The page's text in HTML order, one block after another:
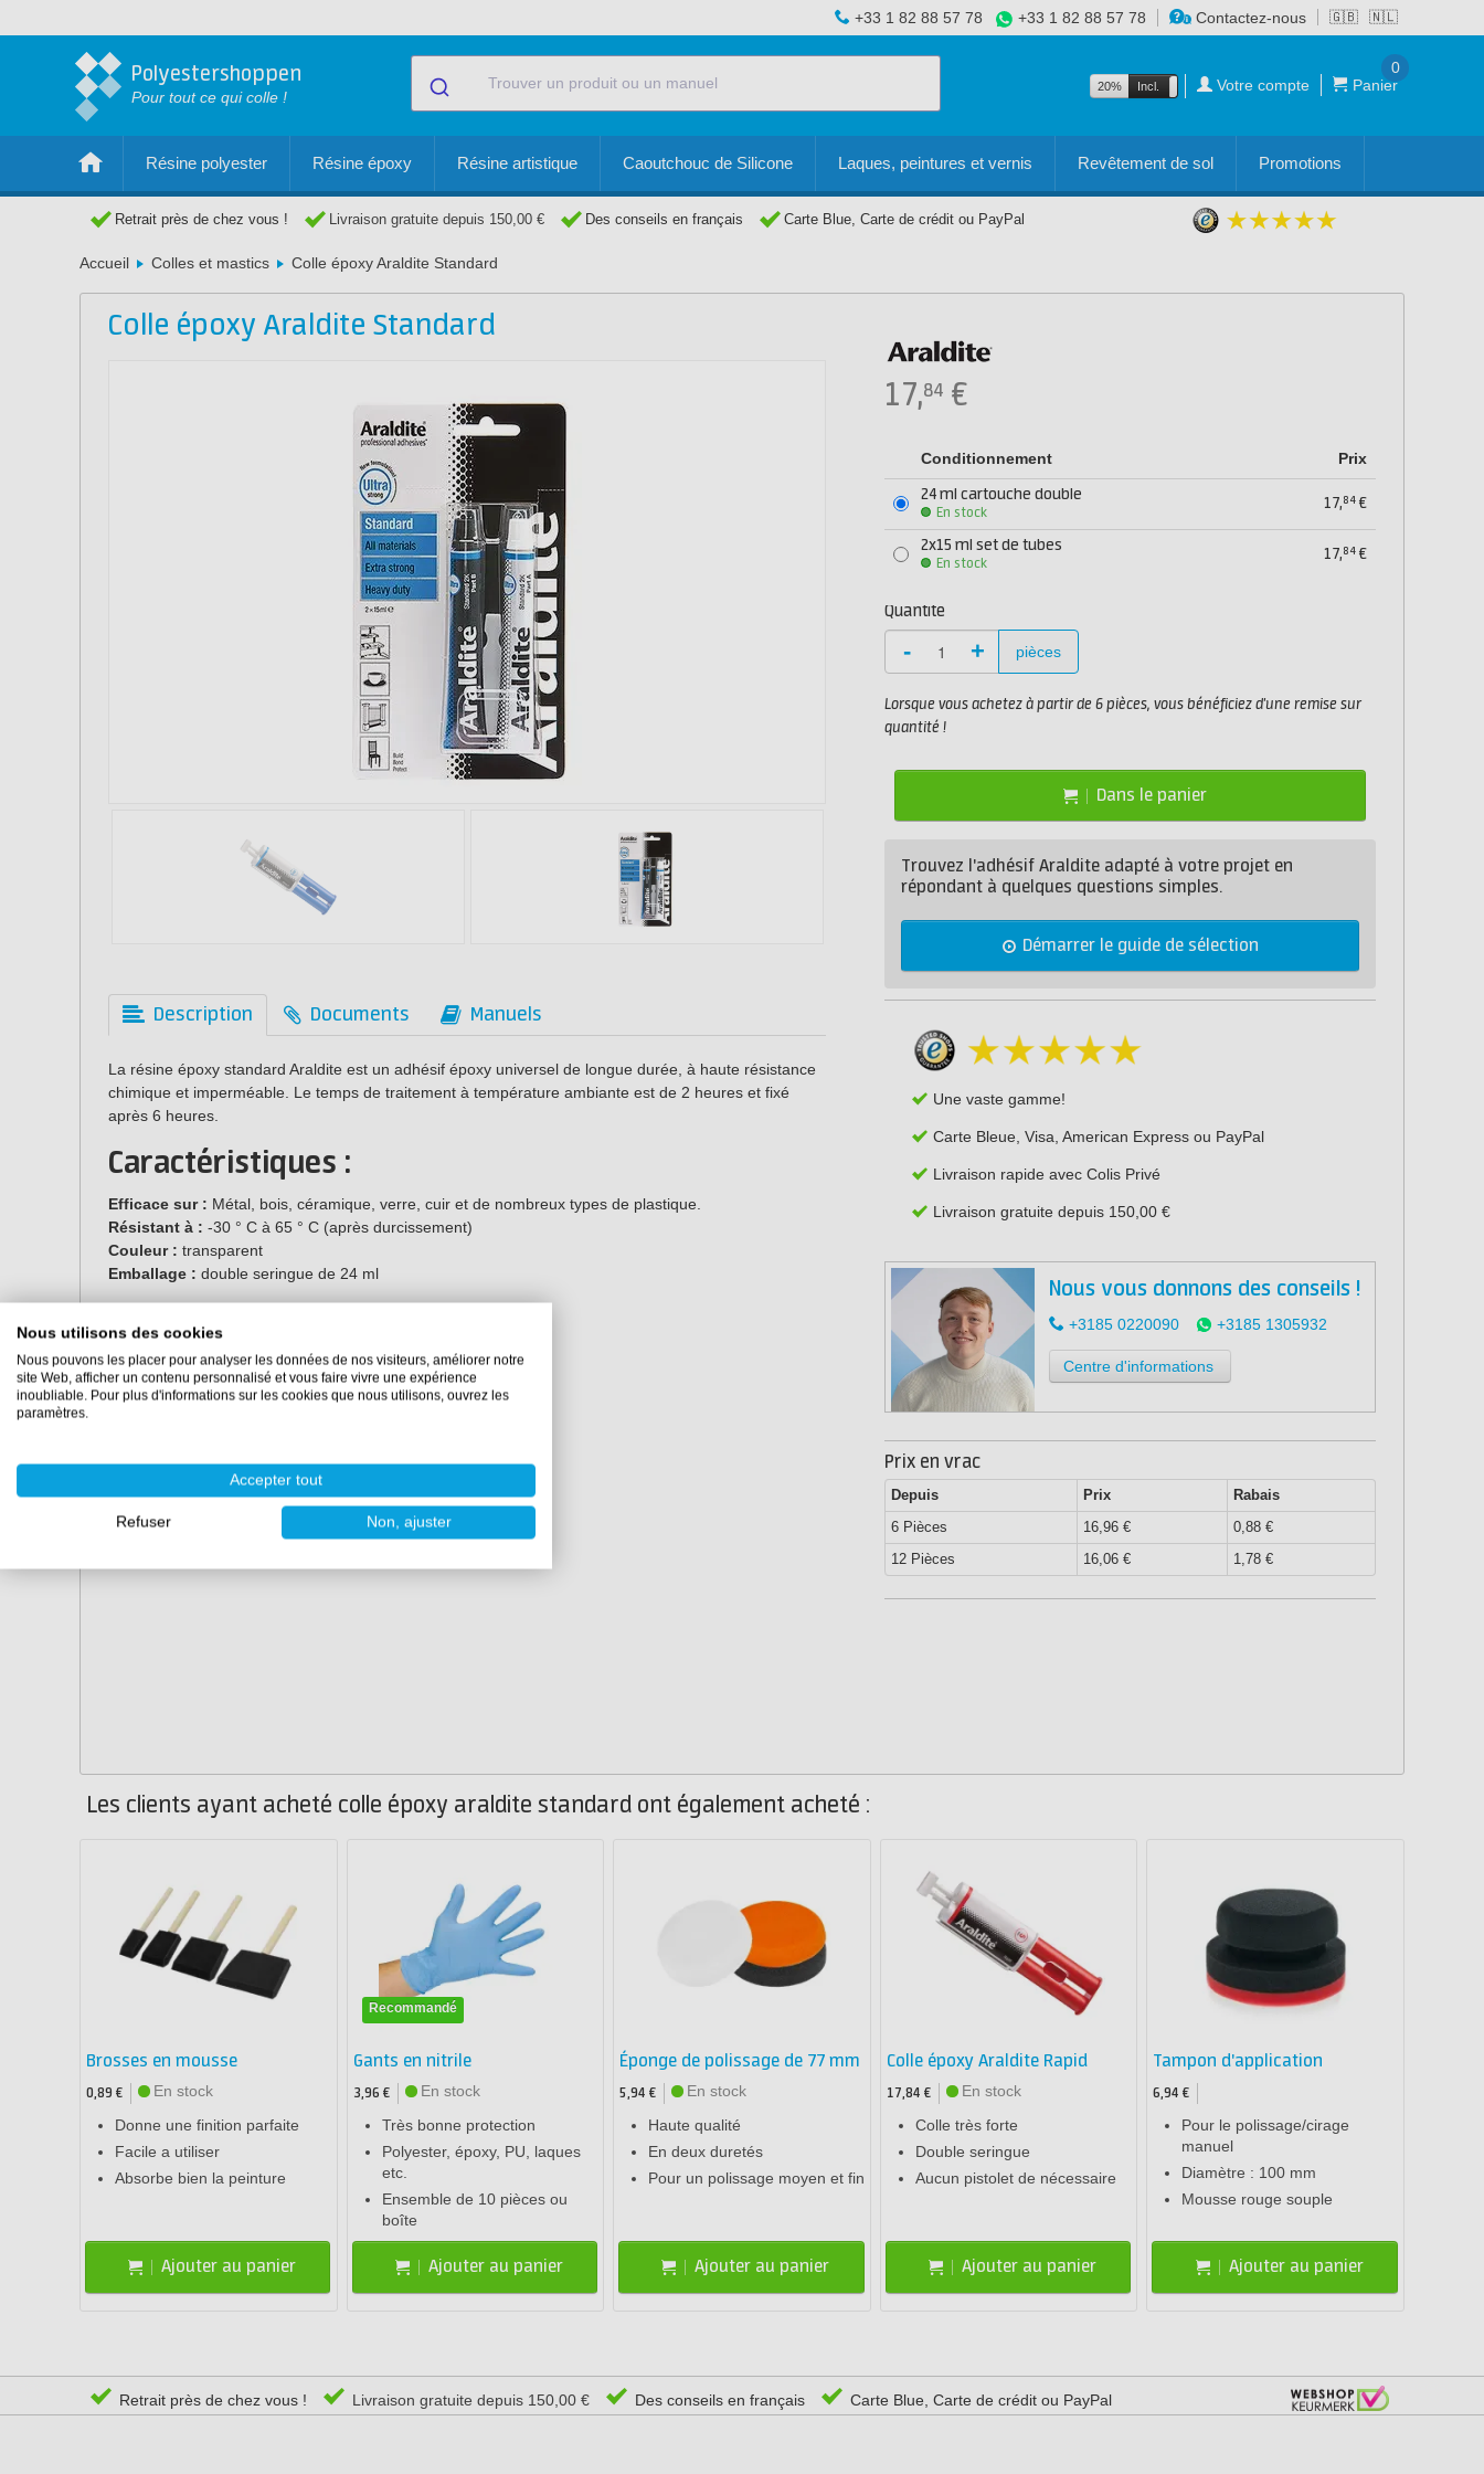
🇬🇧 🇳🇱
+33 1 82 88 57 78 +33 1 82 88 57 78 Contactez-nous
Polyestershoppen
Pour tout ce qui colle !
20% Incl. Excl. Votre compte Panier
0
Résine polyester Résine époxy Résine artistique Caoutchouc de Silicone Laques, peintures et vernis Revêtement de sol Promotions
Retrait près de chez vous ! Livraison gratuite depuis 150,00 € Des conseils en français Carte Blue, Carte de crédit ou PayPal
Accueil Colles et mastics Colle époxy Araldite Standard
Colle époxy Araldite Standard
Description Documents Manuels
La résine époxy standard Araldite est un adhésif époxy universel de longue durée, à haute résistance
chimique et imperméable. Le temps de traitement à température ambiante est de 2 heures et fixé
après 6 heures.
Caractéristiques :
Efficace sur : Métal, bois, céramique, verre, cuir et de nombreux types de plastique.
Résistant à : -30 ° C à 65 ° C (après durcissement)
Couleur : transparent
Emballage : double seringue de 24 ml
17,84 €
Conditionnement Prix
24 ml cartouche double
En stock
17,84 €
2x15 ml set de tubes
En stock
17,84 €
Quantité
- + pièces
Lorsque vous achetez à partir de 6 pièces, vous bénéficiez d'une remise sur
quantité !
Dans le panier
Trouvez l'adhésif Araldite adapté à votre projet en
répondant à quelques questions simples.
Démarrer le guide de sélection
Une vaste gamme!
Carte Bleue, Visa, American Express ou PayPal
Livraison rapide avec Colis Privé
Livraison gratuite depuis 150,00 €
Nous vous donnons des conseils !
+3185 0220090 +3185 1305932
Centre d'informations
Prix en vrac
Depuis Prix
Rabais
6 Pièces
16,96 €
0,88 €
12 Pièces
16,06 € 1,78 €
Les clients ayant acheté colle époxy araldite standard ont également acheté :
Brosses en mousse
0,89 €
En stock
Donne une finition parfaite
Facile a utiliser
Absorbe bien la peinture
Ajouter au panier
Recommandé
Gants en nitrile
3,96 €
En stock
Très bonne protection
Polyester, époxy, PU, laques
etc.
Ensemble de 10 pièces ou
boîte
Ajouter au panier
Éponge de polissage de 77 mm
5,94 €
En stock
Haute qualité
En deux duretés
Pour un polissage moyen et fin
Ajouter au panier
Colle époxy Araldite Rapid
17,84 €
En stock
Colle très forte
Double seringue
Aucun pistolet de nécessaire
Ajouter au panier
Tampon d'application
6,94 €
Pour le polissage/cirage
manuel
Diamètre : 100 mm
Mousse rouge souple
Ajouter au panier
Retrait près de chez vous ! Livraison gratuite depuis 150,00 € Des conseils en français Carte Blue, Carte de crédit ou PayPal
Nous utilisons des cookies
Nous pouvons les placer pour analyser les données de nos visiteurs, améliorer notre
site Web, afficher un contenu personnalisé et vous faire vivre une expérience
inoubliable. Pour plus d'informations sur les cookies que nous utilisons, ouvrez les
paramètres.
Accepter tout
Refuser Non, ajuster